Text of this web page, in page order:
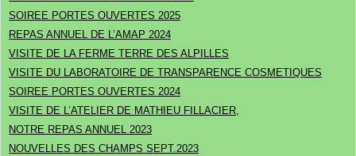
SOIREE PORTES OUVERTES 2025
REPAS ANNUEL DE L’AMAP 2024
VISITE DE LA FERME TERRE DES ALPILLES
VISITE DU LABORATOIRE DE TRANSPARENCE COSMETIQUES
SOIREE PORTES OUVERTES 2024
VISITE DE L’ATELIER DE MATHIEU FILLACIER,
NOTRE REPAS ANNUEL 2023
NOUVELLES DES CHAMPS SEPT.2023